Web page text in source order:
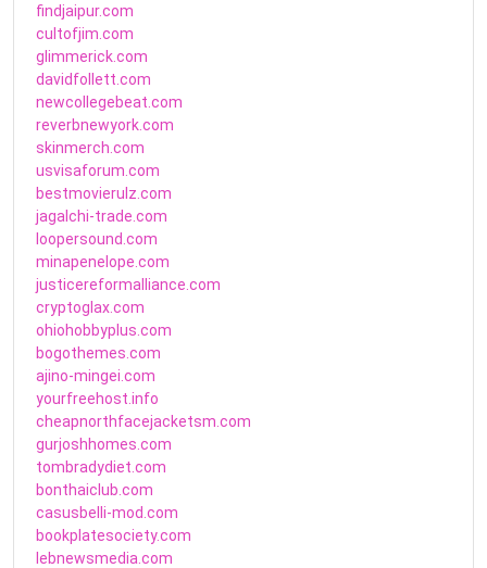
findjaipur.com
cultofjim.com
glimmerick.com
davidfollett.com
newcollegebeat.com
reverbnewyork.com
skinmerch.com
usvisaforum.com
bestmovierulz.com
jagalchi-trade.com
loopersound.com
minapenelope.com
justicereformalliance.com
cryptoglax.com
ohiohobbyplus.com
bogothemes.com
ajino-mingei.com
yourfreehost.info
cheapnorthfacejacketsm.com
gurjoshhomes.com
tombradydiet.com
bonthaiclub.com
casusbelli-mod.com
bookplatesociety.com
lebnewsmedia.com